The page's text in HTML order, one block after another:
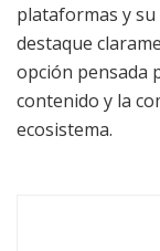
plataformas y su
destaque
opción pensada
contenido y la
ecosistema.